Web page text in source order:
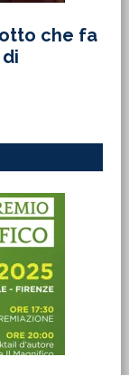
che fa